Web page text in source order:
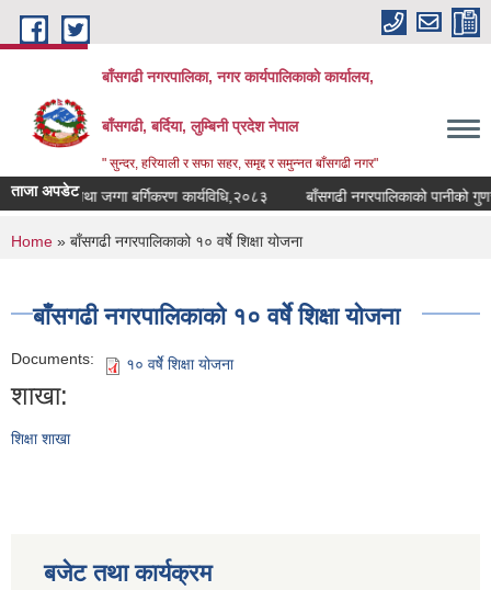
Skip to main content
बाँसगढी नगरपालिका, नगर कार्यपालिकाकाे कार्यालय,
बाँसगढी, बर्दिया, लुम्बिनी प्रदेश नेपाल
" सुन्दर, हरियाली र सफा सहर, समृद्द र समुन्नत बाँसगढी नगर"
ताजा अपडेटतथा जग्गा बर्गिकरण कार्यविधि,२०८३ बाँसगढी नगरपालिकाको पानीको
You are here
Home » बाँसगढी नगरपालिकाको १० वर्षेे शिक्षा योजना
बाँसगढी नगरपालिकाको १० वर्षेे शिक्षा योजना
Documents: १० वर्षेे शिक्षा योजना
शाखा:
शिक्षा शाखा
बजेट तथा कार्यक्रम